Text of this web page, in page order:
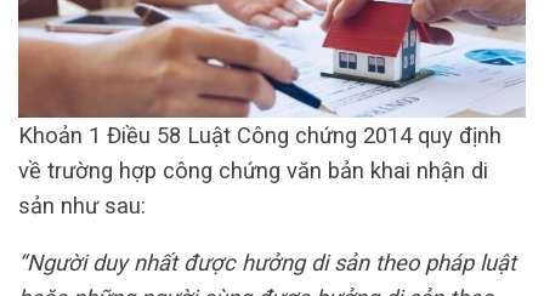
Khoản 1 Điều 58 Luật Công chứng 2014 quy định
về trường hợp công chứng văn bản khai nhận di
sản như sau:
“Người duy nhất được hưởng di sản theo pháp luật